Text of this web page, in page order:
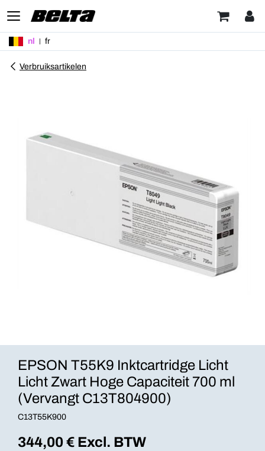
nl fr
Verbruiksartikelen
EPSON T55K9 Inktcartridge Licht
Licht Zwart Hoge Capaciteit 700 ml
(Vervangt C13T804900)
C13T55K900
344,00€ Excl. BTW